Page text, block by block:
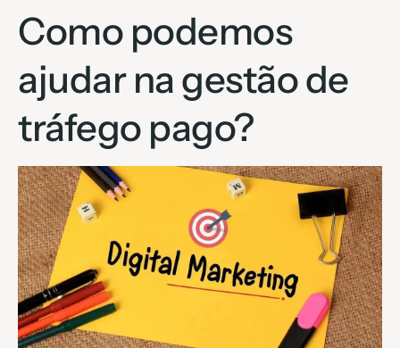
Como podemos
ajudar na gestão de
tráfego pago?